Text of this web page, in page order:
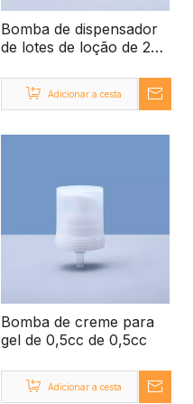
Bomba de dispensador
de lotes de loção de 24
Adicionar a cesta
Bomba de creme para
gel de 0,5cc de 0,5cc
Adicionar a cesta